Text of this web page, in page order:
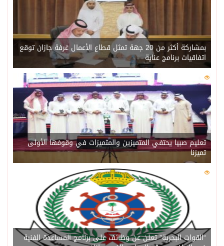
بمشاركة أكثر من 20 جهة تمثل قطاع الأعمال غرفة جازان توقع
اتفاقيات برنامج عناية
217
تعليم صبيا يحتفي المتميزين والمتميزات في وقوفها الأولى
تميزنا
211
“القوات البحرية” تعلن عن وظائف على برنامج المساعدة الفنية